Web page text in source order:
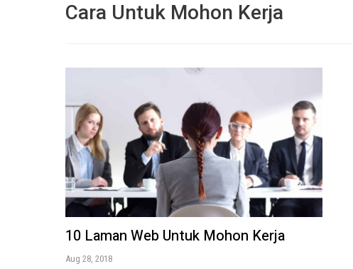
Cara Untuk Mohon Kerja
10 Laman Web Untuk Mohon Kerja
Aug 28, 2018